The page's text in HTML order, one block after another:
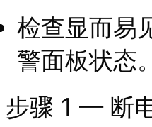
检查显而易
警面板状态。
步骤 1 — 断